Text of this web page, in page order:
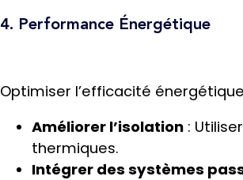
4. Performance Énergétique
Optimiser l’efficacité
Améliorer l’isolation :
thermiques.
Intégrer des systèmes